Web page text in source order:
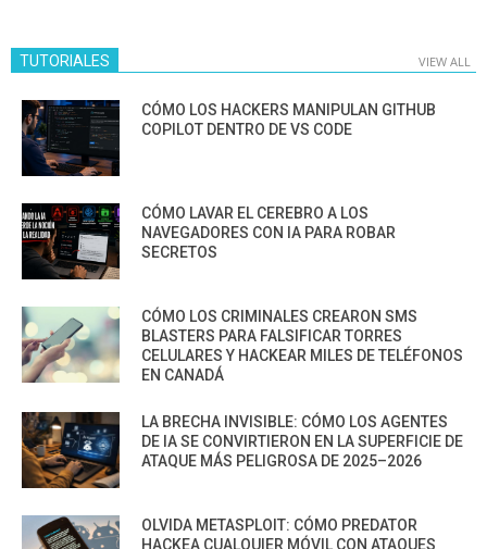
TUTORIALES VIEW ALL
CÓMO LOS HACKERS MANIPULAN GITHUB
COPILOT DENTRO DE VS CODE
CÓMO LAVAR EL CEREBRO A LOS
NAVEGADORES CON IA PARA ROBAR
SECRETOS
CÓMO LOS CRIMINALES CREARON SMS
BLASTERS PARA FALSIFICAR TORRES
CELULARES Y HACKEAR MILES DE TELÉFONOS
EN CANADÁ
LA BRECHA INVISIBLE: CÓMO LOS AGENTES
DE IA SE CONVIRTIERON EN LA SUPERFICIE DE
ATAQUE MÁS PELIGROSA DE 2025–2026
OLVIDA METASPLOIT: CÓMO PREDATOR
HACKEA CUALQUIER MÓVIL CON ATAQUES